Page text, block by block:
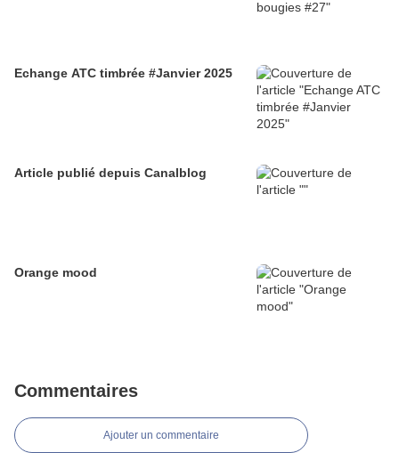
Echange ATC timbrée #Janvier 2025
Article publié depuis Canalblog
Orange mood
Commentaires
Ajouter un commentaire